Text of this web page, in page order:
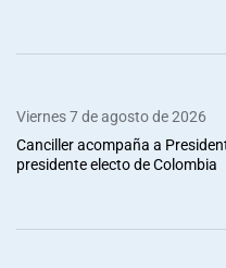
Viernes 7 de agosto de 2026
Canciller acompaña a
presidente electo de Colombia